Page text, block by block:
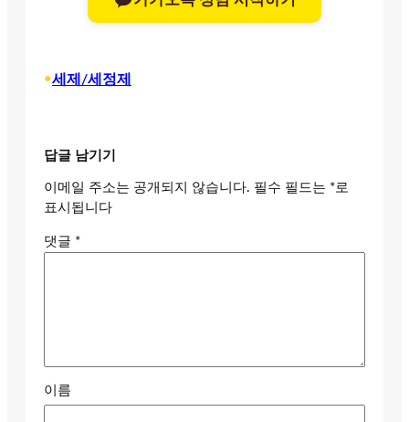
•세제/세정제
답글 남기기
이메일 주소는 공개되지 않습니다. 필수 필드는 *로
표시됩니다
댓글 *
이름